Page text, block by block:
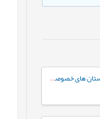
سیستم کنترل های داخلی و عملکرد بیمارستان های خصوصی: نوآوری، مدیریت سود و رهبری تحول آفرین